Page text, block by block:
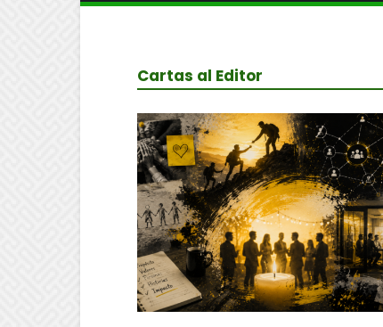
Cartas al Editor